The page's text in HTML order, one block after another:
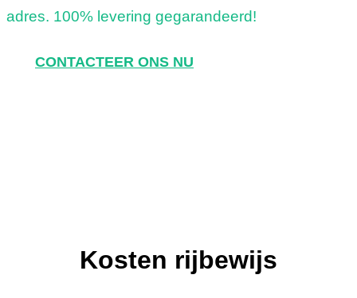
adres. 100% levering gegarandeerd!
CONTACTEER ONS NU
Kosten rijbewijs